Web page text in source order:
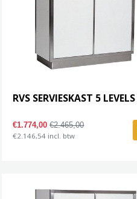
RVS SERVIESKAST 5
€1.774,00€2.465,00
€2.146,54 incl. btw